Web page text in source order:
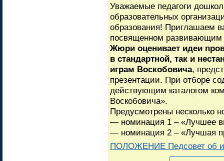
Уважаемые педагоги
образовательных
образования! Приглашаем
посвященном развивающим
Жюри оценивает идеи
в стандартной, так и
играм Воскобовича,
презентации. При отборе
действующим каталогом
Воскобовича».
Предусмотрены несколько
— номинация 1 – «Лучшее
— номинация 2 – «Лучшая
ПОЛОЖЕНИЕ Педсовет об